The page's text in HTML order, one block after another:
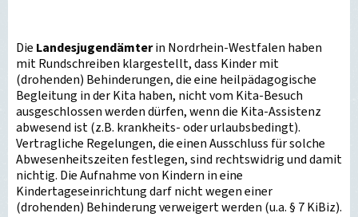
Die Landesjugendämterin Nordrhein-Westfalen haben
mit Rundschreiben klargestellt, dass Kinder mit
(drohenden) Behinderungen, die eine heilpädagogische
Begleitung in der Kita haben, nicht vom Kita-Besuch
ausgeschlossen werden dürfen, wenn die Kita-Assistenz
abwesend ist (z.B. krankheits- oder urlaubsbedingt).
Vertragliche Regelungen, die einen Ausschluss für solche
Abwesenheitszeiten festlegen, sind rechtswidrig und damit
nichtig. Die Aufnahme von Kindern in eine
Kindertageseinrichtung darf nicht wegen einer
(drohenden) Behinderung verweigert werden (u.a. § 7 KiBiz).